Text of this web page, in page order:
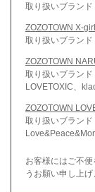
取り扱いブラン
ZOZOTOWN X-
取り扱いブラン
ZOZOTOWN
取り扱いブラン
LOVETOXIC、
ZOZOTOWN
取り扱いブランド
お客様にはご不
うお願い申し上げ